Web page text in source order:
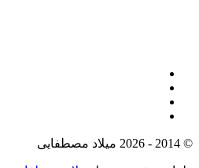
© 2014 - 2026 میلاد مصطفایی